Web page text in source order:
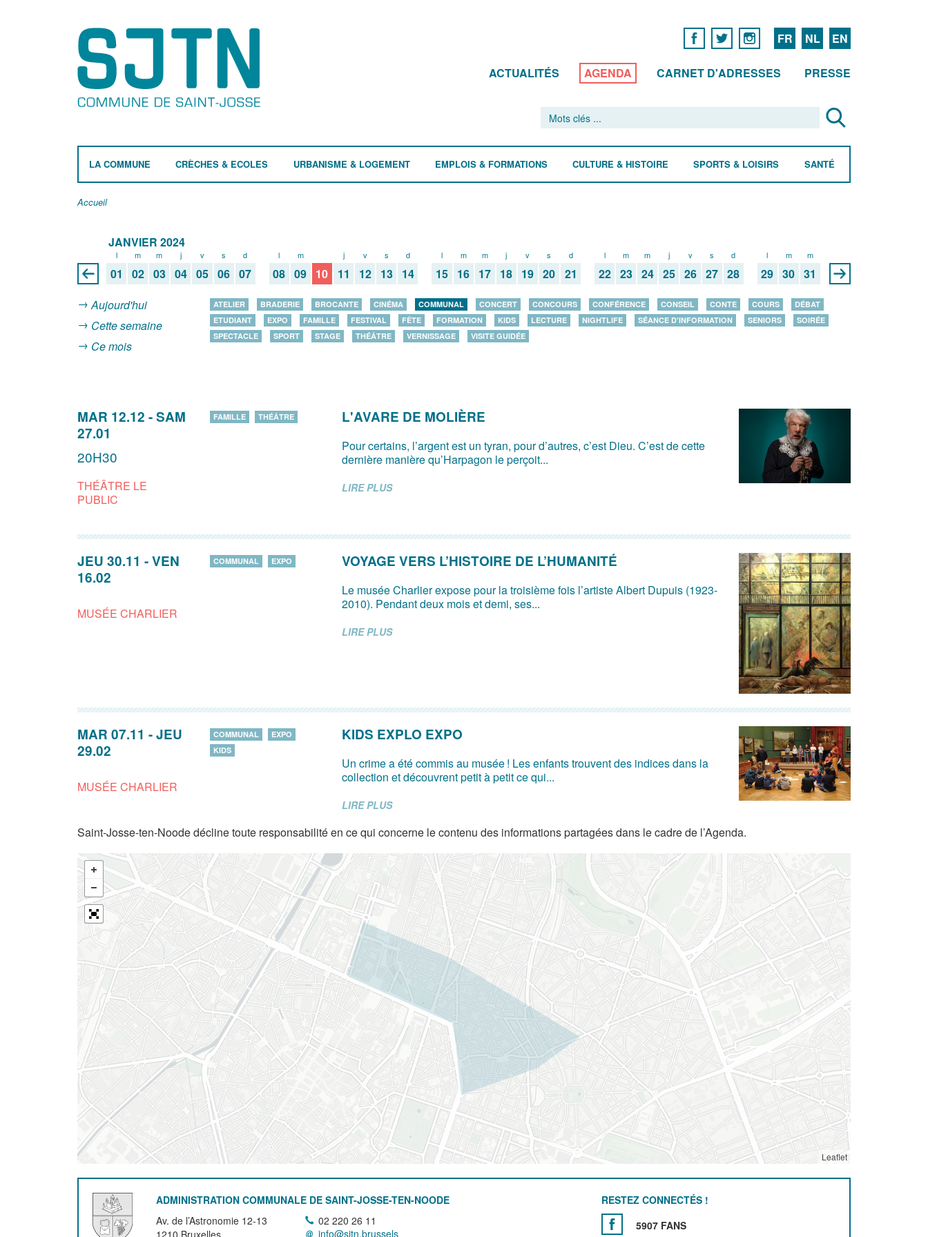
FR NL EN
ACTUALITÉS AGENDA CARNET D'ADRESSES PRESSE
LA COMMUNE CRÈCHES & ECOLES URBANISME & LOGEMENT EMPLOIS & FORMATIONS CULTURE & HISTOIRE SPORTS & LOISIRS SANTÉ
Accueil
JANVIER 2024
l
01
m
02
m
03
j
04
v
05
s
06
d
07
l
08
m
09 10
j
11
v
12
s
13
d
14
l
15
m
16
m
17
j
18
v
19
s
20
d
21
l
22
m
23
m
24
j
25
v
26
s
27
d
28
l
29
m
30
m
31
Aujourd'hui
Cette semaine
Ce mois
ATELIER BRADERIE BROCANTE CINÉMA COMMUNAL CONCERT CONCOURS CONFÉRENCE CONSEIL CONTE COURS
DÉBAT
ETUDIANT
EXPO FAMILLE FESTIVAL FÊTE FORMATION KIDS LECTURE NIGHTLIFE SÉANCE D'INFORMATION SENIORS
SOIRÉE
SPECTACLE
SPORT STAGE THÉÂTRE VERNISSAGE VISITE GUIDÉE
MAR 12.12 -SAM
27.01
20H30
THÉÂTRE LE
PUBLIC
FAMILLE THÉÂTRE L'AVARE DE MOLIÈRE
Pour certains, l’argent est un tyran, pour d’autres, c’est Dieu. C’est de cette
dernière manière qu’Harpagon le perçoit...
LIRE PLUS
JEU 30.11 -VEN
16.02
MUSÉE CHARLIER
COMMUNAL EXPO VOYAGE VERS L’HISTOIRE DE L’HUMANITÉ
Le musée Charlier expose pour la troisième fois l’artiste Albert Dupuis (1923-
2010). Pendant deux mois et demi, ses...
LIRE PLUS
MAR 07.11 -JEU
29.02
MUSÉE CHARLIER
COMMUNAL
EXPO
KIDS
KIDS EXPLO EXPO
Un crime a été commis au musée ! Les enfants trouvent des indices dans la
collection et découvrent petit à petit ce qui...
LIRE PLUS
Saint-Josse-ten-Noode décline toute responsabilité en ce qui concerne le contenu des informations partagées dans le cadre de l’Agenda.
Leaflet
ADMINISTRATION COMMUNALE DE SAINT-JOSSE-TEN-NOODE
Av. de l’Astronomie 12-13
02 220 26 11
info@sjtn.brussels
RESTEZ CONNECTÉS !
5907 FANS